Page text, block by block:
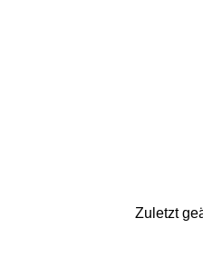
Zuletzt